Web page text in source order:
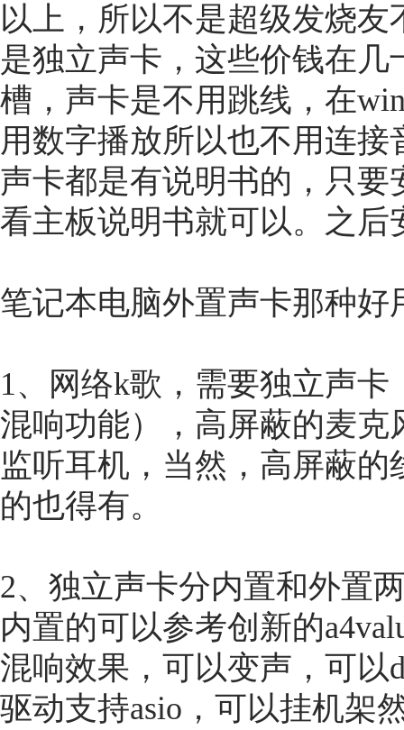
以上，所以不是超级发烧
是独立声卡，这些价钱在
槽，声卡是不用跳线，在
用数字播放所以也不用连
声卡都是有说明书的，只
看主板说明书就可以。之
笔记本电脑外置声卡那种好
1、网络k歌，需要独立声
混响功能），高屏蔽的麦克
监听耳机，当然，高屏蔽
的也得有。
2、独立声卡分内置和外置
内置的可以参考创新的
混响效果，可以变声，可
驱动支持asio，可以挂机架